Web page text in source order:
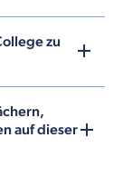
zu
auf dieser